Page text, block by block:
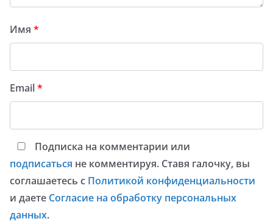
Имя *
Email*
Подписка на комментарии или
подписаться не комментируя. Ставя галочку, вы
соглашаетесь с Политикой конфиденциальности
и даете Согласие на обработку персональных
данных.